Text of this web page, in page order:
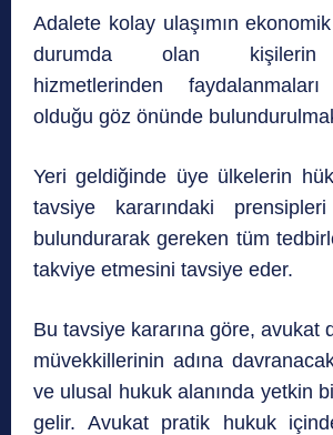
Adalete kolay ulaşımın
durumda olan kişilerin
hizmetlerinden
olduğu göz önünde
Yeri geldiğinde üye ülkelerin
tavsiye kararındaki
bulundurarak gereken tüm
takviye etmesini tavsiye eder.
Bu tavsiye kararına göre, avukat
müvekkillerinin adına
ve ulusal hukuk alanında yetkin
gelir. Avukat pratik hukuk